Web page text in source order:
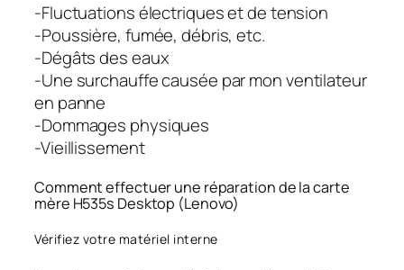
-Fluctuations électriques et de tension
-Poussière, fumée, débris, etc.
-Dégâts des eaux
-Une surchauffe causée par mon ventilateur
en panne
-Dommages physiques
-Vieillissement
Comment effectuer une réparation de la carte
mère H535s Desktop (Lenovo)
Vérifiez votre matériel interne